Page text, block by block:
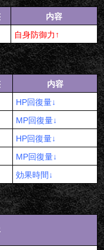
内容
自身防御力↑
内容
HP回復量↓
MP回復量↓
HP回復量↓
MP回復量↓
効果時間↓